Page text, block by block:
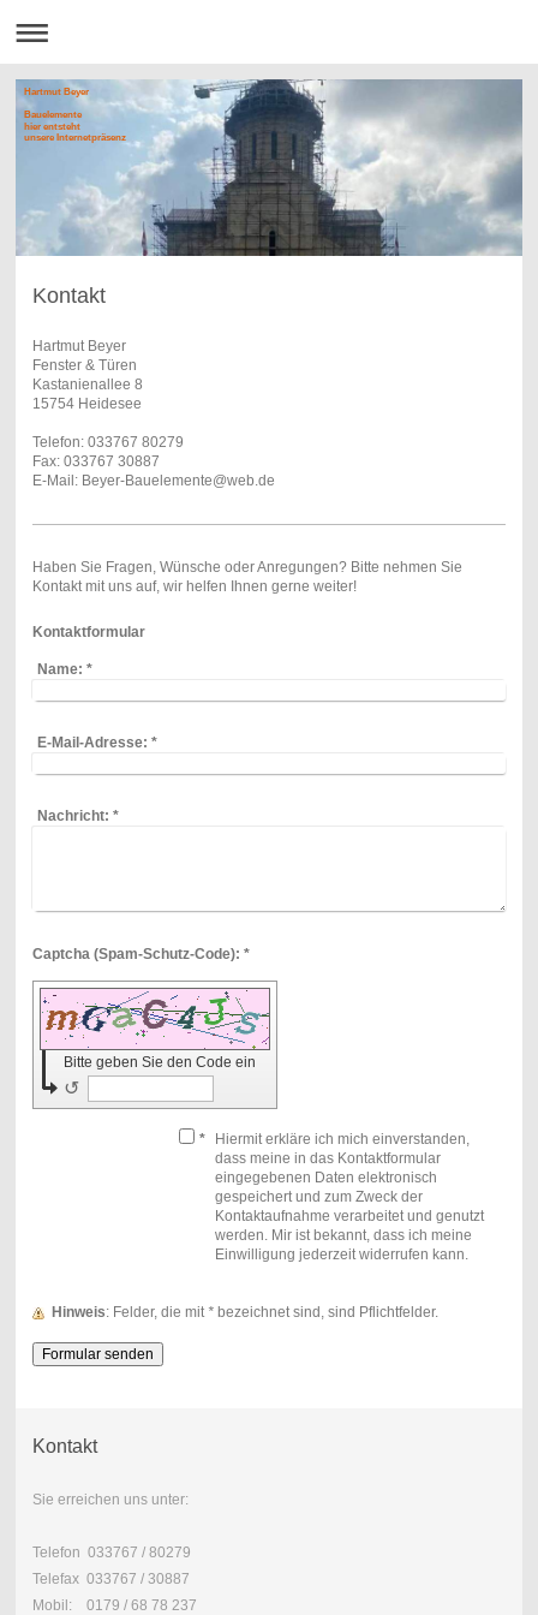
Hartmut Beyer
Bauelemente
hier entsteht
unsere Internetpräsenz
Kontakt
Hartmut Beyer
Fenster & Türen
Kastanienallee 8
15754 Heidesee
Telefon: 033767 80279
Fax: 033767 30887
E-Mail: Beyer-Bauelemente@web.de
Haben Sie Fragen, Wünsche oder Anregungen? Bitte nehmen Sie
Kontakt mit uns auf, wir helfen Ihnen gerne weiter!
Kontaktformular
Name: *
E-Mail-Adresse: *
Nachricht: *
Captcha (Spam-Schutz-Code): *
Bitte geben Sie den Code ein
↺
*
Hiermit erkläre ich mich einverstanden,
dass meine in das Kontaktformular
eingegebenen Daten elektronisch
gespeichert und zum Zweck der
Kontaktaufnahme verarbeitet und genutzt
werden. Mir ist bekannt, dass ich meine
Einwilligung jederzeit widerrufen kann.
Hinweis : Felder, die mit *bezeichnet sind, sind Pflichtfelder.
Kontakt
Sie erreichen uns unter:
Telefon 033767 / 80279
Telefax 033767 / 30887
Mobil: 0179 / 68 78 237